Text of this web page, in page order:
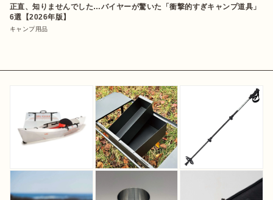
正直、知りませんでした…バイヤーが驚いた「衝撃的すぎキャンプ道具」
6選【2026年版】
キャンプ用品